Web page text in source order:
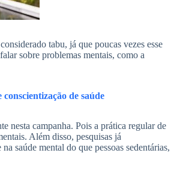
tabu, já que poucas vezes esse
sobre problemas mentais, como a
de saúde
nesta campanha. Pois a prática regular de
Além disso, pesquisas já
saúde mental do que pessoas sedentárias,